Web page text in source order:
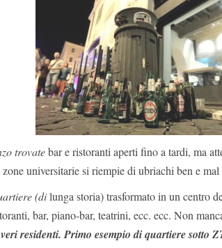
trovatebar e ristoranti aperti fino a tardi, ma
zone universitarie si riempie di ubriachi ben e
(dilunga storia) trasformato in un centro
bar, piano-bar, teatrini, ecc. ecc. Non
residenti. Primo esempio di quartiere sotto